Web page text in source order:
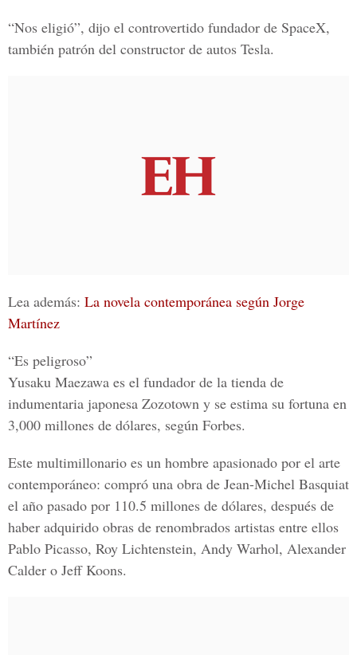
“Nos eligió”, dijo el controvertido fundador de SpaceX,
también patrón del constructor de autos Tesla.
Lea además: La novela contemporánea según Jorge
Martínez
“Es peligroso”
Yusaku Maezawa es el fundador de la tienda de
indumentaria japonesa Zozotown y se estima su fortuna en
3,000 millones de dólares, según Forbes.
Este multimillonario es un hombre apasionado por el arte
contemporáneo: compró una obra de Jean-Michel Basquiat
el año pasado por 110.5 millones de dólares, después de
haber adquirido obras de renombrados artistas entre ellos
Pablo Picasso, Roy Lichtenstein, Andy Warhol, Alexander
Calder o Jeff Koons.